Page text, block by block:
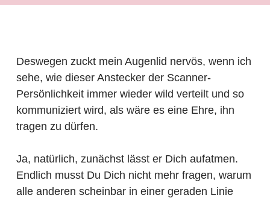
Deswegen zuckt mein Augenlid nervös, wenn ich
sehe, wie dieser Anstecker der Scanner-
Persönlichkeit immer wieder wild verteilt und so
kommuniziert wird, als wäre es eine Ehre, ihn
tragen zu dürfen.
Ja, natürlich, zunächst lässt er Dich aufatmen.
Endlich musst Du Dich nicht mehr fragen, warum
alle anderen scheinbar in einer geraden Linie